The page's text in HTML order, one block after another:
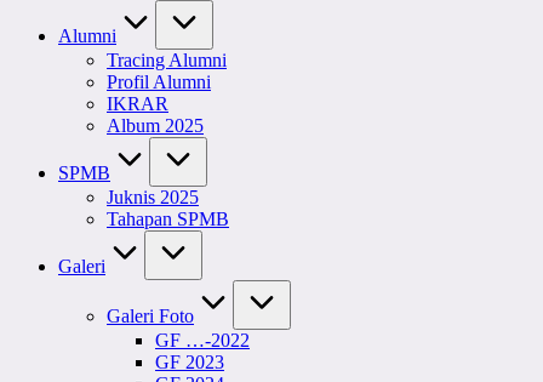
Alumni
Tracing Alumni
Profil Alumni
IKRAR
Album 2025
SPMB
Juknis 2025
Tahapan SPMB
Galeri
Galeri Foto
GF …-2022
GF 2023